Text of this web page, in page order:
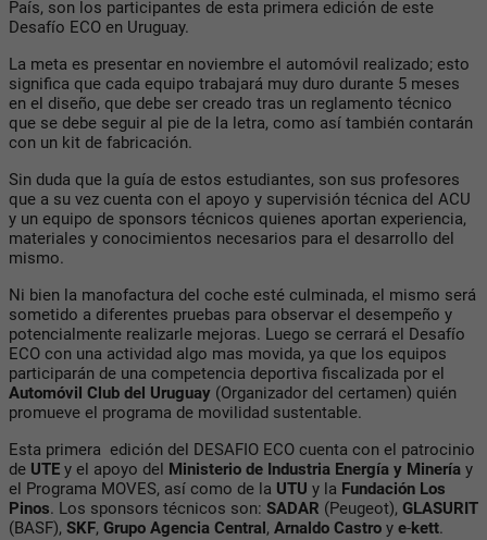
País, son los participantes de esta primera edición de este
Desafío ECO en Uruguay.
La meta es presentar en noviembre el automóvil realizado; esto
significa que cada equipo trabajará muy duro durante 5 meses
en el diseño, que debe ser creado tras un reglamento técnico
que se debe seguir al pie de la letra, como así también contarán
con un kit de fabricación.
Sin duda que la guía de estos estudiantes, son sus profesores
que a su vez cuenta con el apoyo y supervisión técnica del ACU
y un equipo de sponsors técnicos quienes aportan experiencia,
materiales y conocimientos necesarios para el desarrollo del
mismo.
Ni bien la manofactura del coche esté culminada, el mismo será
sometido a diferentes pruebas para observar el desempeño y
potencialmente realizarle mejoras. Luego se cerrará el Desafío
ECO con una actividad algo mas movida, ya que los equipos
participarán de una competencia deportiva fiscalizada por el
Automóvil Club del Uruguay (Organizador del certamen) quién
promueve el programa de movilidad sustentable.
Esta primera edición del DESAFIO ECO cuenta con el patrocinio
de UTE y el apoyo del Ministerio de Industria Energía y Minería y
el Programa MOVES, así como de la UTU y la Fundación Los
Pinos. Los sponsors técnicos son: SADAR (Peugeot), GLASURIT
(BASF), SKF, Grupo Agencia Central, Arnaldo Castro y e-kett.